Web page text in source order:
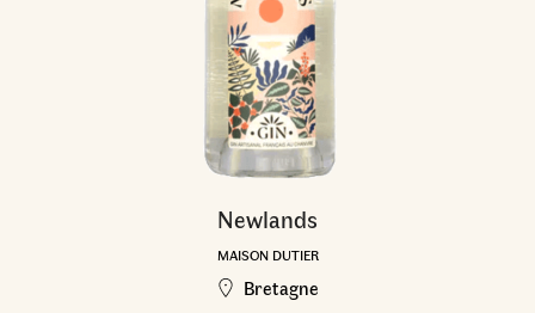
Newlands
MAISON DUTIER
Bretagne